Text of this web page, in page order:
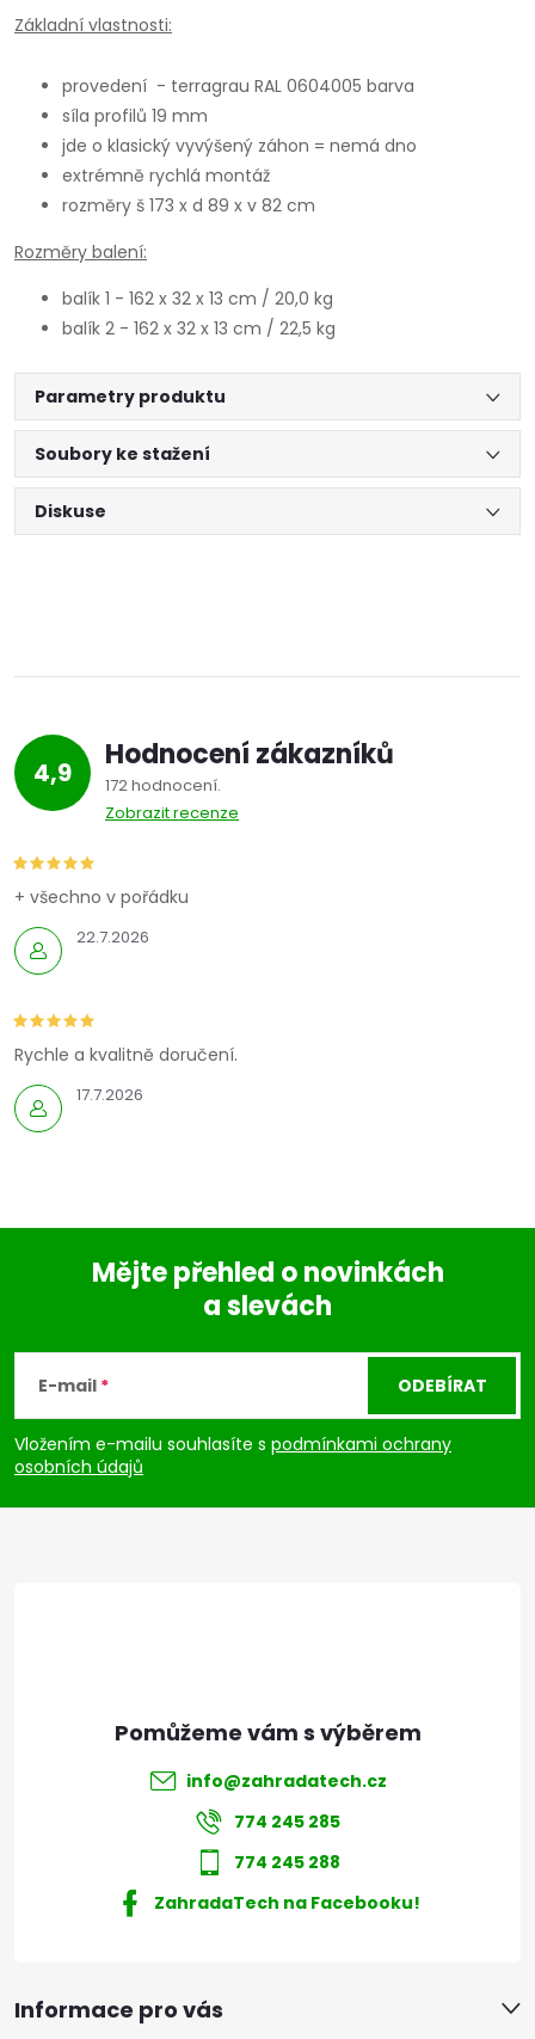
Základní vlastnosti:
provedení - terragrau RAL 0604005 barva
síla profilů 19 mm
jde o klasický vyvýšený záhon = nemá dno
extrémně rychlá montáž
rozměry š 173 x d 89 x v 82 cm
Rozměry balení:
balík 1 - 162 x 32 x 13 cm / 20,0 kg
balík 2 - 162 x 32 x 13 cm / 22,5 kg
Parametry produktu
Soubory ke stažení
Diskuse
4,9 Hodnocení zákazníků
172 hodnocení
Zobrazit recenze
22.7.2026
+ všechno v pořádku
17.7.2026
Rychle a kvalitně doručení.
p
a
Mějte přehled o novinkách
a slevách
E-mail
Vložením e-mailu souhlasíte s podmínkami ochrany
osobních údajů
ODEBÍRAT
Informace pro vás
info@zahradatech.cz
774 245 285
774 245 288
ZahradaTech na Facebooku!